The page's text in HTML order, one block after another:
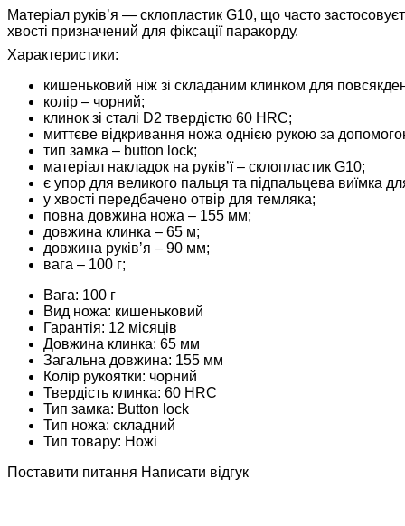
Матеріал руківʼя — склопластик G10, що часто
хвості призначений для фіксації паракорду.
Характеристики:
кишеньковий ніж зі складаним клинком для
колір – чорний;
клинок зі сталі D2 твердістю 60 HRC;
миттєве відкривання ножа однією рукою за
тип замка – button lock;
матеріал накладок на руківʼї – склопластик G10;
є упор для великого пальця та підпальцева виїмка
у хвості передбачено отвір для темляка;
повна довжина ножа – 155 мм;
довжина клинка – 65 м;
довжина руківʼя – 90 мм;
вага – 100 г;
Вага: 100 г
Вид ножа: кишеньковий
Гарантія: 12 місяців
Довжина клинка: 65 мм
Загальна довжина: 155 мм
Колір рукоятки: чорний
Твердість клинка: 60 HRC
Тип замка: Button lock
Тип ножа: складний
Тип товару: Ножі
Поставити питання Написати відгук